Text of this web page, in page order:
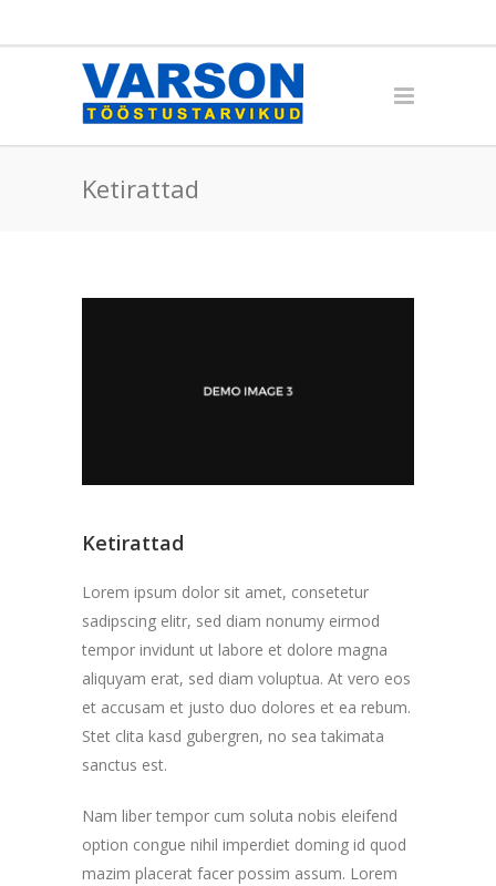
Ketirattad
Ketirattad
Lorem ipsum dolor sit amet, consetetur
sadipscing elitr, sed diam nonumy eirmod
tempor invidunt ut labore et dolore magna
aliquyam erat, sed diam voluptua. At vero eos
et accusam et justo duo dolores et ea rebum.
Stet clita kasd gubergren, no sea takimata
sanctus est.
Nam liber tempor cum soluta nobis eleifend
option congue nihil imperdiet doming id quod
mazim placerat facer possim assum. Lorem